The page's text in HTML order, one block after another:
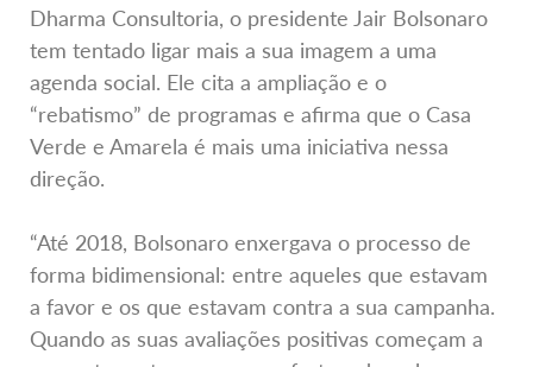
Dharma Consultoria, o presidente Jair Bolsonaro
tem tentado ligar mais a sua imagem a uma
agenda social. Ele cita a ampliação e o
“rebatismo” de programas e afirma que o Casa
Verde e Amarela é mais uma iniciativa nessa
direção.
“Até 2018, Bolsonaro enxergava o processo de
forma bidimensional: entre aqueles que estavam
a favor e os que estavam contra a sua campanha.
Quando as suas avaliações positivas começam a